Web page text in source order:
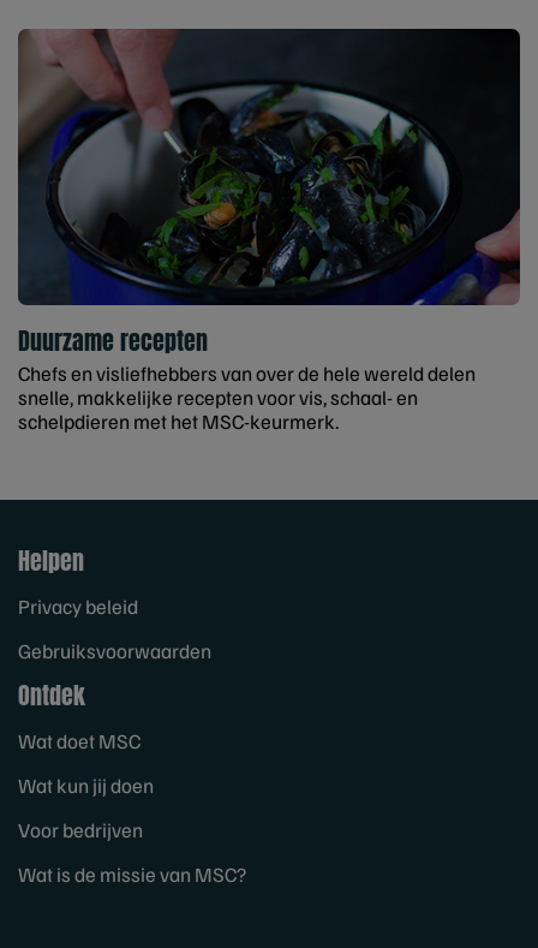
Duurzame recepten
Chefs en visliefhebbers van over de hele wereld delen
snelle, makkelijke recepten voor vis, schaal- en
schelpdieren met het MSC-keurmerk.
Helpen
Privacy beleid
Gebruiksvoorwaarden
Ontdek
Wat doet MSC
Wat kun jij doen
Voor bedrijven
Wat is de missie van MSC?